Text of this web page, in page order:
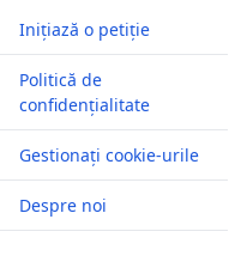
Inițiază o petiție
Politică de
confidențialitate
Gestionați cookie-urile
Despre noi